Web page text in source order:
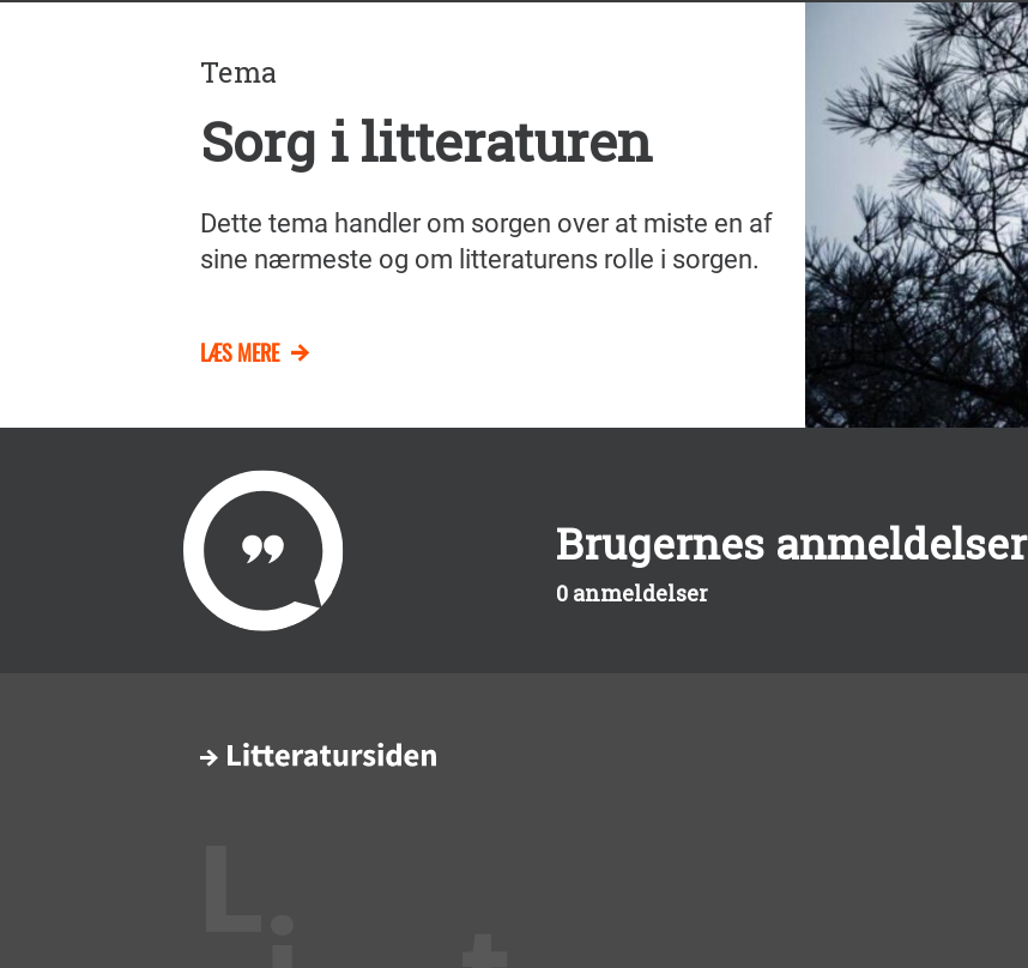
Tema
Sorg i litteraturen
Dette tema handler om sorgen over at miste en af
sine nærmeste og om litteraturens rolle i sorgen.
LÆS MERE
Brugernes anmeldelser
0 anmeldelser